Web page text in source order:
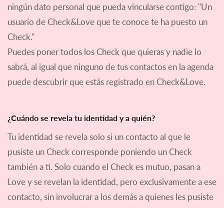
ningún dato personal que pueda vincularse contigo: "Un
usuario de Check&Love que te conoce te ha puesto un
Check."
Puedes poner todos los Check que quieras y nadie lo
sabrá, al igual que ninguno de tus contactos en la agenda
puede descubrir que estás registrado en Check&Love.
¿Cuándo se revela tu identidad y a quién?
Tu identidad se revela solo si un contacto al que le
pusiste un Check corresponde poniendo un Check
también a ti. Solo cuando el Check es mutuo, pasan a
Love y se revelan la identidad, pero exclusivamente a ese
contacto, sin involucrar a los demás a quienes les pusiste